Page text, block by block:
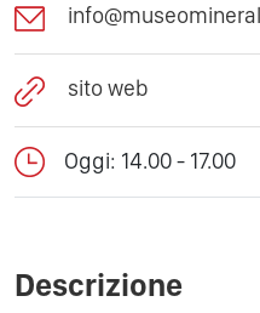
sito web
Oggi: 14.00 - 17.00
Descrizione